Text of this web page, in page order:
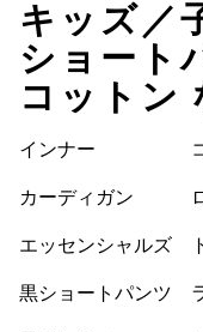
キッズ／
ショート
コットン
インナー
カーディガン
エッセンシャルズ
黒ショートパンツ